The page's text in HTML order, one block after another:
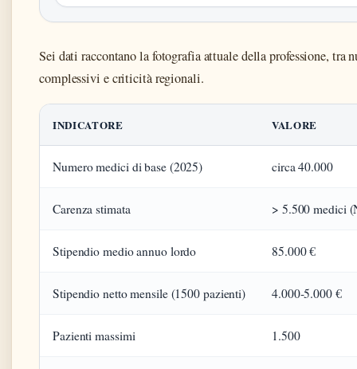
Sei dati raccontano la fotografia attuale della professione, tra
complessivi e criticità regionali.
INDICATORE VALORE
Numero medici di base (2025) circa 40.000
Carenza stimata > 5.500 medici
Stipendio medio annuo lordo 85.000 €
Stipendio netto mensile (1500 pazienti) 4.000-5.000 €
Pazienti massimi 1.500